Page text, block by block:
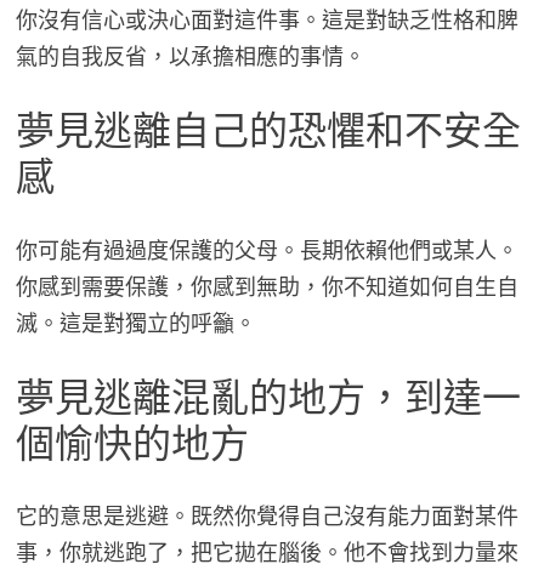
你沒有信心或決心面對這件事。這是對缺乏性格和脾
氣的自我反省，以承擔相應的事情。
夢見逃離自己的恐懼和不安全
感
你可能有過過度保護的父母。長期依賴他們或某人。
你感到需要保護，你感到無助，你不知道如何自生自
滅。這是對獨立的呼籲。
夢見逃離混亂的地方，到達一
個愉快的地方
它的意思是逃避。既然你覺得自己沒有能力面對某件
事，你就逃跑了，把它拋在腦後。他不會找到力量來